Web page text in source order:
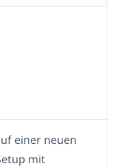
einer neuen
mit